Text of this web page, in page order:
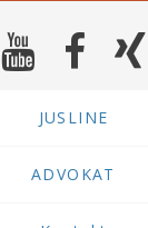
JUSLINE
ADVOKAT